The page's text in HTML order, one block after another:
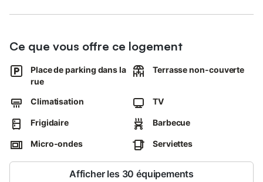
vue sur la montagne.
ce logement idéal pour les voyageurs accompagnés de leur
Veuillez noter que les événements ne sont pas autorisés sur
place, afin de garantir un environnement paisible à tous les
hôtes.
Ce que vous offre ce logement
Place de parking dans la
rue
Terrasse non-couverte
Climatisation TV
Frigidaire Barbecue
Micro-ondes Serviettes
Afficher les 30 équipements